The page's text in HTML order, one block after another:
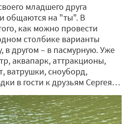
младшего друга
общаются на "ты". В
как можно провести
столбике варианты
в другом – в пасмурную. Уже
аквапарк, аттракционы,
ватрушки, сноуборд,
в гости к друзьям Сергея…